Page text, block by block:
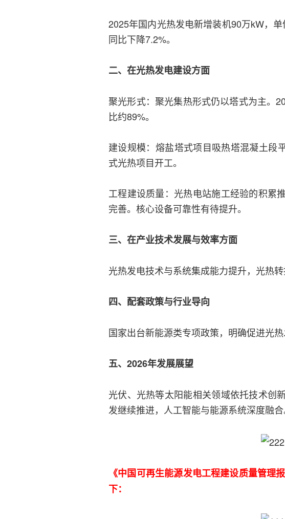
2025年国内光热发电新增装机90万kW，
同比下降7.2%。
二、在光热发电建设方面
聚光形式：聚光集热形式仍以塔式为主。
比约89%。
建设规模：熔盐塔式项目吸热塔混凝土段
式光热项目开工。
工程建设质量：光热电站施工经验的积累
完善。核心设备可靠性有待提升。
三、在产业技术发展与效率方面
光热发电技术与系统集成能力提升，光热
四、配套政策与行业导向
国家出台新能源类专项政策，明确促进光
五、2026年发展展望
光伏、光热等太阳能相关领域依托技术创
发继续推进，人工智能与能源系统深度融合
《中国可再生能源发电工程建设质量管理
下：